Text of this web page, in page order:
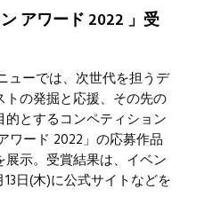
アワード 2022 」受
ューでは、次世代を担うデ
の発掘と応援、その先の
的とするコンペティション
ワード 2022」の応募作品
示。受賞結果は、イベン
日(木)に公式サイトなどを